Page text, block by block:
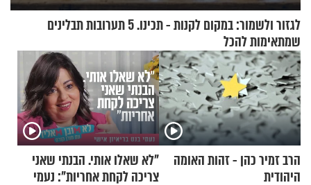
לגזור ולשמור: במקום לקנות - תכינו. 5 תערובות תבלינים
שמתאימות להכל
הרב זמיר כהן - זהות האומה
היהודית
"לא שאלו אותי. הבנתי שאני
צריכה לקחת אחריות": נעמי